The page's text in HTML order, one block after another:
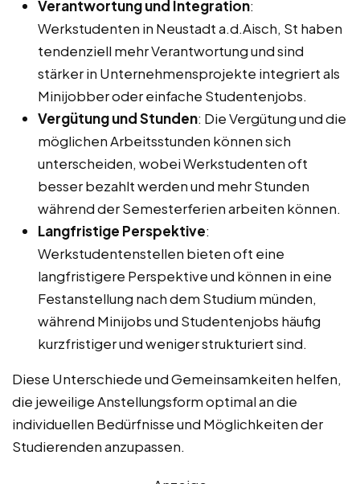
Verantwortung und Integration:
Werkstudenten in Neustadt a.d.Aisch, St haben
tendenziell mehr Verantwortung und sind
stärker in Unternehmensprojekte integriert als
Minijobber oder einfache Studentenjobs.
Vergütung und Stunden: Die Vergütung und die
möglichen Arbeitsstunden können sich
unterscheiden, wobei Werkstudenten oft
besser bezahlt werden und mehr Stunden
während der Semesterferien arbeiten können.
Langfristige Perspektive:
Werkstudentenstellen bieten oft eine
langfristigere Perspektive und können in eine
Festanstellung nach dem Studium münden,
während Minijobs und Studentenjobs häufig
kurzfristiger und weniger strukturiert sind.
Diese Unterschiede und Gemeinsamkeiten helfen,
die jeweilige Anstellungsform optimal an die
individuellen Bedürfnisse und Möglichkeiten der
Studierenden anzupassen.